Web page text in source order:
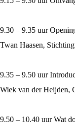
9.30 – 9.35 uur
Twan Haasen,
9.35 – 9.50 uur
Wiek van der Heijden,
9.50 – 10.40 uur Wat